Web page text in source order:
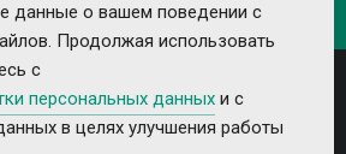
данные о вашем поведении с
Продолжая использовать
с
персональных данных и с
в целях улучшения работы